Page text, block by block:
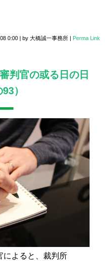
0:00 | by 大橋誠一事務所 | Perma Link
判官の或る日の日
）
によると、裁判所